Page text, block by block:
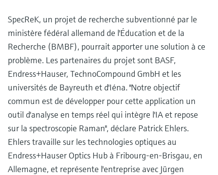
SpecReK, un projet de recherche subventionné par le
ministère fédéral allemand de l'Éducation et de la
Recherche (BMBF), pourrait apporter une solution à ce
problème. Les partenaires du projet sont BASF,
Endress+Hauser, TechnoCompound GmbH et les
universités de Bayreuth et d'Iéna. "Notre objectif
commun est de développer pour cette application un
outil d'analyse en temps réel qui intègre l'IA et repose
sur la spectroscopie Raman", déclare Patrick Ehlers.
Ehlers travaille sur les technologies optiques au
Endress+Hauser Optics Hub à Fribourg-en-Brisgau, en
Allemagne, et représente l'entreprise avec Jürgen